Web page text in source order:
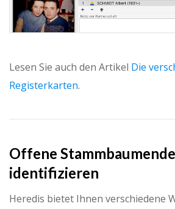
Lesen Sie auch den Artikel Die
Registerkarten.
Offene
identifizieren
Heredis bietet Ihnen verschiedene